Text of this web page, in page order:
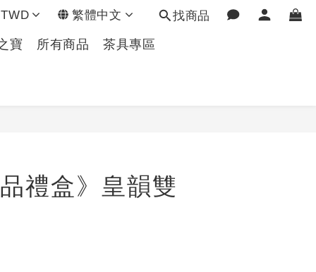
TWD 繁體中文 找商品
寶 所有商品 茶具專區
禮盒》皇韻雙